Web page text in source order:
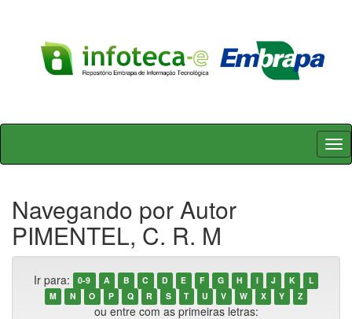
Skip
Navegando por Autor
PIMENTEL, C. R. M
Ir para: 0-9 A B C D E F G H I J K
L
M
N O P Q R S T U V W X Y Z
ou entre com as primeiras letras: